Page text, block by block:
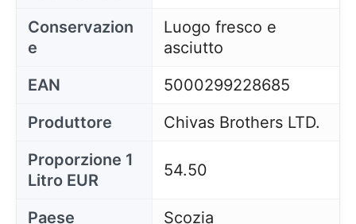
Conservazion
e
Luogo fresco e
asciutto
EAN
5000299228685
Produttore
Chivas Brothers LTD.
Proporzione 1
Litro EUR
54.50
Paese Scozia
Questo sito utilizza i cookie
memorizzare e scrivere informazioni sul tuo browser
e sul tuo dispositivo. Le informazioni trattate da
queste tecnologie includono dati relativi al tuo
personali (ad esempio, indirizzo IP e dettagli della